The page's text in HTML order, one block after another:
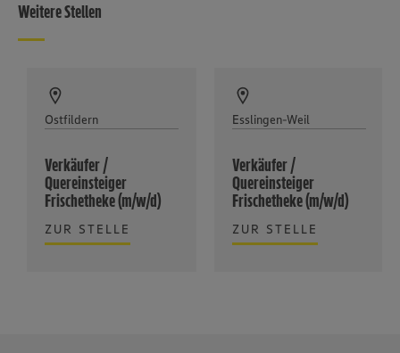
Weitere Stellen
Ostfildern
Verkäufer /
Quereinsteiger
Frischetheke (m/w/d)
ZUR STELLE
Esslingen-Weil
Verkäufer /
Quereinsteiger
Frischetheke (m/w/d)
ZUR STELLE